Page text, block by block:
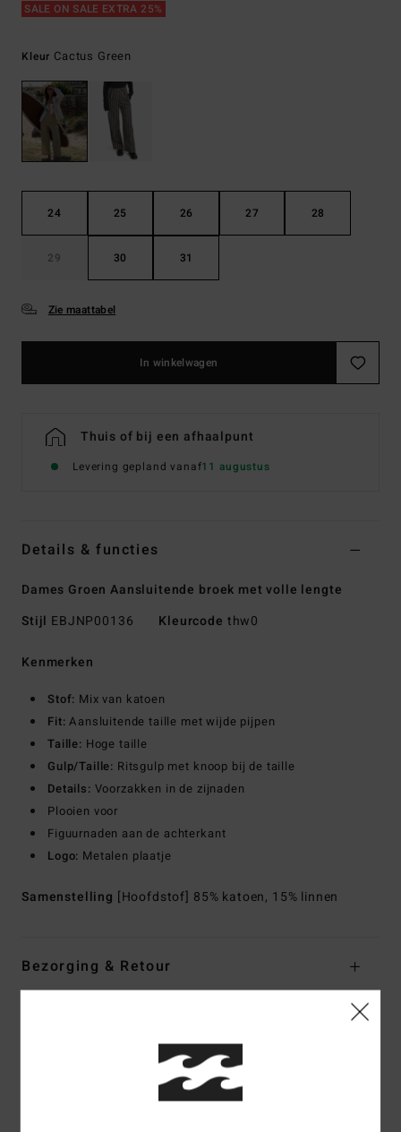
SALE ON SALE EXTRA 25%
Kleur Cactus Green
24 25 26 27 28
29 30 31
Zie maattabel
In winkelwagen
Thuis of bij een afhaalpunt
Levering gepland vanaf11 augustus
Details & functies
Dames Groen Aansluitende broek met volle lengte
Stijl EBJNP00136 Kleurcode thw0
Kenmerken
Stof: Mix van katoen
Fit: Aansluitende taille met wijde pijpen
Taille: Hoge taille
Gulp/Taille: Ritsgulp met knoop bij de taille
Details: Voorzakken in de zijnaden
Plooien voor
Figuurnaden aan de achterkant
Logo: Metalen plaatje
Samenstelling [Hoofdstof] 85% katoen, 15% linnen
Bezorging & Retour
Reviews van klanten
Gemiddelde score